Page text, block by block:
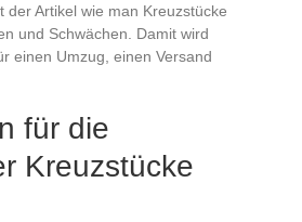
Artikel wie man Kreuzstücke
und Schwächen. Damit wird
einen Umzug, einen Versand
für die
Kreuzstücke